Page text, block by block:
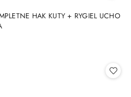
HAK KUTY + RYGIEL UCHO